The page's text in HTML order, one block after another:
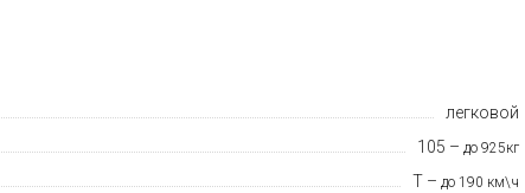
легковой
105 – до 925кг
T – до 190 км\ч